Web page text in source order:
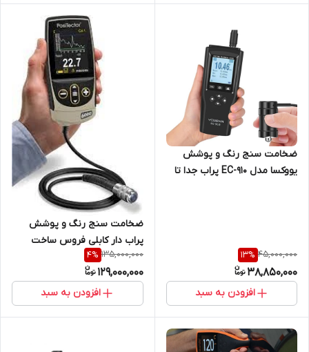
ضخامت سنج رنگ و پوشش
یووکسا مدل EC-910 پراب جدا تا
45,000,000
13%
38,850,000
افزودن به سبد
ضخامت سنج رنگ و پوشش
پراب دار کابلی فروس ساخت
شرکت دفلسکو آمریکا مدل
POSITECTOR 6000
135,000,000
4%
129,000,000
افزودن به سبد